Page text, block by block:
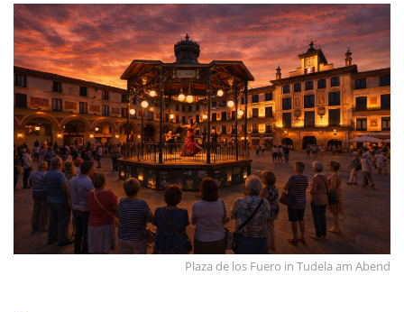
Plaza de los Fuero in Tudela am Abend
Burgas
Elchowo
Chaskowo
Kardschali
Griechenland
Komotini